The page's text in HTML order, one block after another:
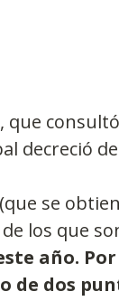
decreció
se
los que
año.
de dos